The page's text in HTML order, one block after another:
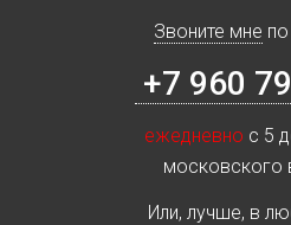
Звоните мне
+7 960
ежедневно с 5
московского
Или, лучше, в